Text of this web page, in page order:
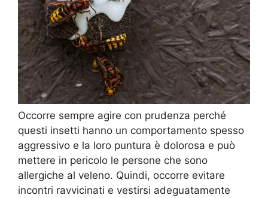
Occorre sempre agire con prudenza perché
questi insetti hanno un comportamento spesso
aggressivo e la loro puntura è dolorosa e può
mettere in pericolo le persone che sono
allergiche al veleno. Quindi, occorre evitare
incontri ravvicinati e vestirsi adeguatamente